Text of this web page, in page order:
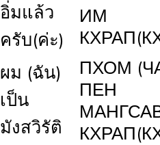
อิ่มแล้ว
ครับ(ค่ะ)
ИМ
ผม (ฉัน)
เป็น
มังสวิรัติ
ПХОМ
ПЕН